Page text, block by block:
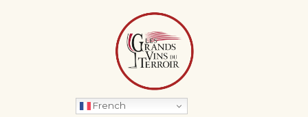
French